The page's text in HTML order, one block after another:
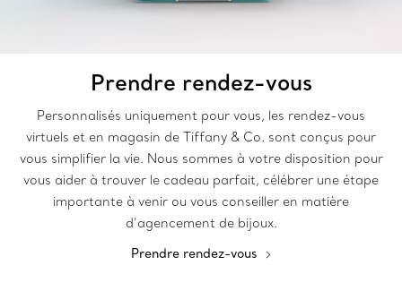
Prendre rendez-vous
Personnalisés uniquement pour vous, les rendez-vous
virtuels et en magasin de Tiffany & Co. sont conçus pour
vous simplifier la vie. Nous sommes à votre disposition pour
vous aider à trouver le cadeau parfait, célébrer une étape
importante à venir ou vous conseiller en matière
d’agencement de bijoux.
Prendre rendez-vous